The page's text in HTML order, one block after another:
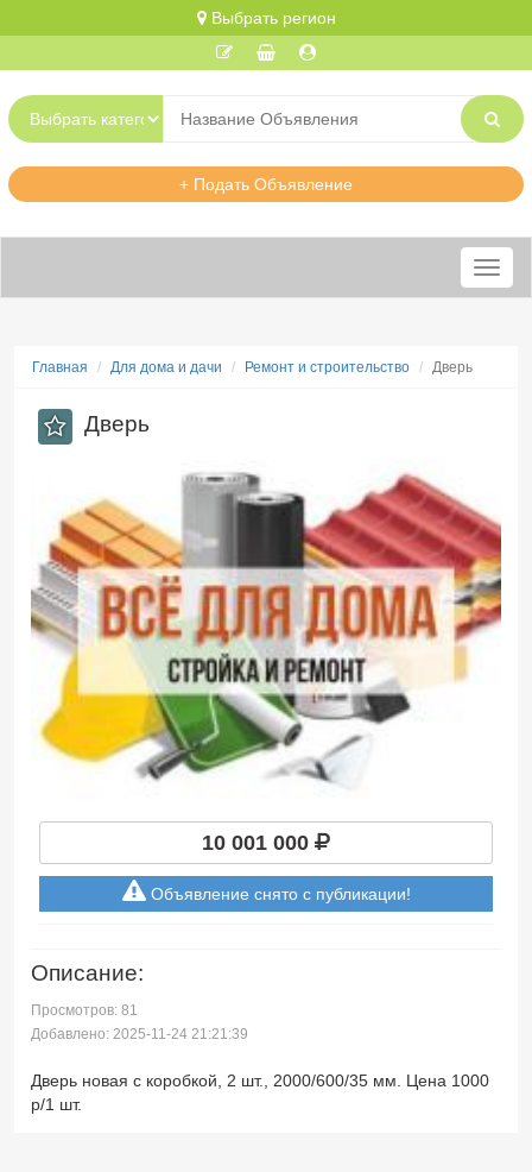
Выбрать регион
+ Подать Объявление
Меню
Главная Для дома и дачи Ремонт и строительство Дверь
Дверь
10 001 000
Объявление снято с публикации!
Описание:
Просмотров: 81
Добавлено: 2025-11-24 21:21:39
Дверь новая с коробкой, 2 шт., 2000/600/35 мм. Цена 1000
р/1 шт.